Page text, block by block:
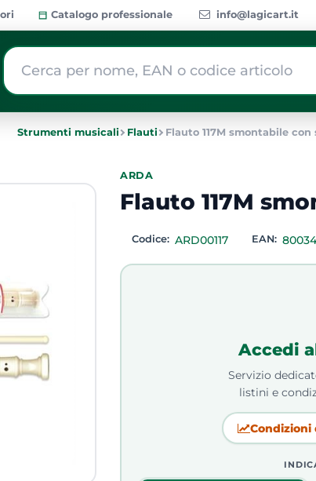
Catalogo professionale info@lagicart.it
La modifica di un filtro aggiorna automaticamente gli
Strumenti musicali Flauti Flauto 117M smontabile con
ARDA
Flauto 117M
Codice: ARD00117 EAN:
Accedi
Servizio
listini e
Condizioni